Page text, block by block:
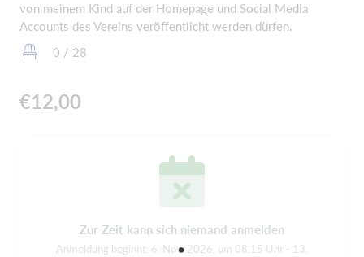
von meinem Kind auf der Homepage und Social Media
Accounts des Vereins veröffentlicht werden dürfen.
0 / 28
€12,00
Zur Zeit kann sich niemand anmelden
Anmeldung beginnt: 6. Nov. 2026, um 08.15 Uhr - 13.